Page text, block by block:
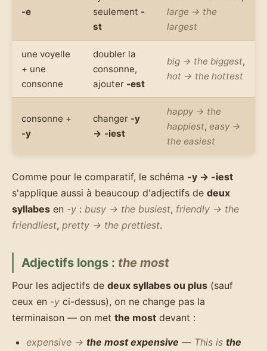
-e
seulement -
st
large → the
largest
une voyelle
+ une
consonne
doubler la
consonne,
ajouter -est
big → the biggest,
hot → the hottest
consonne +
-y
changer -y
→ -iest
happy → the
happiest, easy →
the easiest
Comme pour le comparatif, le schéma -y → -iest
s'applique aussi à beaucoup d'adjectifs de deux
syllabes en -y : busy → the busiest, friendly → the
friendliest, pretty → the prettiest.
Adjectifs longs : the most
Pour les adjectifs de deux syllabes ou plus (sauf
ceux en -y ci-dessus), on ne change pas la
terminaison — on met the most devant :
expensive → the most expensive — This is the